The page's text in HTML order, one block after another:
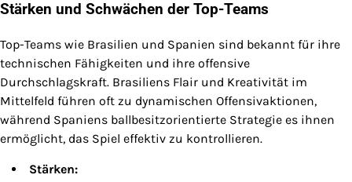
Stärken und Schwächen der Top-Teams
Top-Teams wie Brasilien und Spanien sind bekannt für ihre
technischen Fähigkeiten und ihre offensive
Durchschlagskraft. Brasiliens Flair und Kreativität im
Mittelfeld führen oft zu dynamischen Offensivaktionen,
während Spaniens ballbesitzorientierte Strategie es ihnen
ermöglicht, das Spiel effektiv zu kontrollieren.
Stärken: